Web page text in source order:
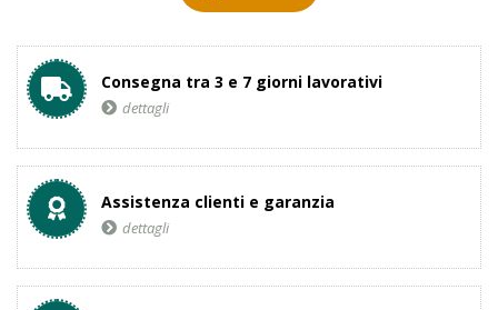
Consegna tra 3 e 7 giorni lavorativi
dettagli
Assistenza clienti e garanzia
dettagli